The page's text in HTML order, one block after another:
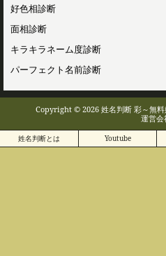
好色相診断
面相診断
キラキラネーム度診断
パーフェクト名前診断
Copyright © 2026 姓名判断 彩～無
運営会
姓名判断とは Youtube